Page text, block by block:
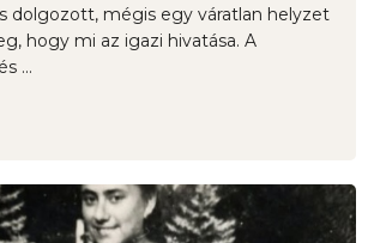
dolgozott, mégis egy váratlan helyzet
hogy mi az igazi hivatása. A
...